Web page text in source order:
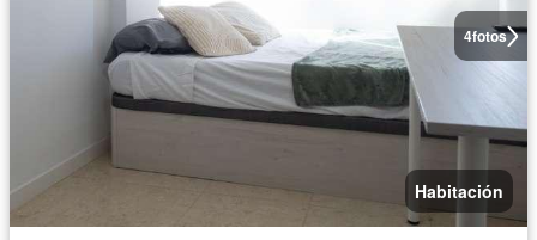
4fotos
Habitación